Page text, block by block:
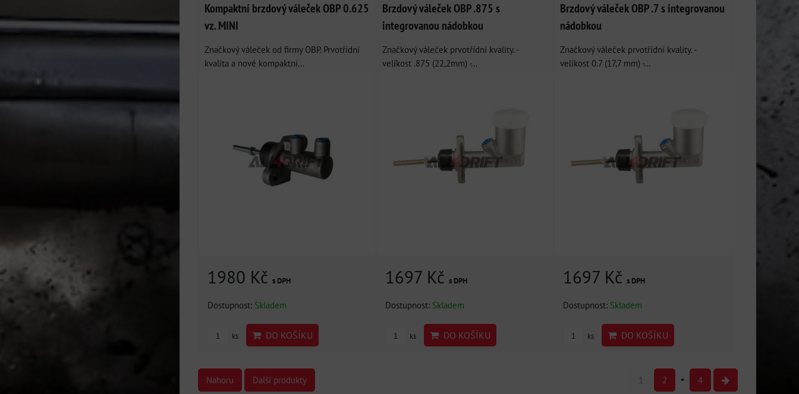
Kompaktní brzdový váleček OBP 0.625
vz. MINI
Značkový váleček od firmy OBP. Prvotřídní
kvalita a nové kompaktní...
1980 Kč s DPH
Dostupnost: Skladem
ks DO KOŠÍKU
Brzdový váleček OBP .875 s
integrovanou nádobkou
Značkový váleček prvotřídní kvality. -
velikost .875 (22,2mm) -...
1697 Kč s DPH
Dostupnost: Skladem
ks DO KOŠÍKU
Brzdový váleček OBP .7 s integrovanou
nádobkou
Značkový váleček prvotřídní kvality. -
velikost 0.7 (17,7 mm) -...
1697 Kčs DPH
Dostupnost: Skladem
ks DO KOŠÍKU
Nahoru Další produkty 1 2 4